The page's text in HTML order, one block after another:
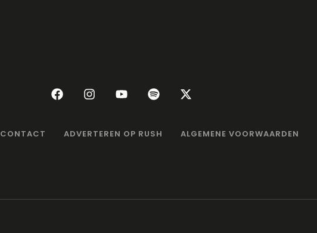
CONTACT ADVERTEREN OP RUSH ALGEMENE VOORWAARDEN